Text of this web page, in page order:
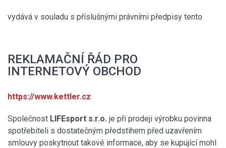
vydává v souladu s příslušnými právními předpisy tento
REKLAMAČNÍ ŘÁD PRO
INTERNETOVÝ OBCHOD
https://www.kettler.cz
Společnost LIFEsport s.r.o. je při prodeji výrobku povinna
spotřebiteli s dostatečným předstihem před uzavřením
smlouvy poskytnout takové informace, aby se kupující mohl